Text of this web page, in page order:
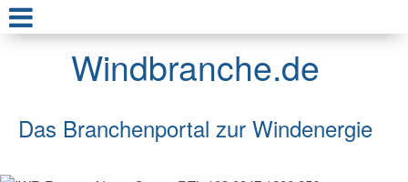
Windbranche.de
Das Branchenportal zur Windenergie